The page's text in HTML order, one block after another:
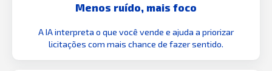
Menos ruído, mais foco
A IA interpreta o que você vende e ajuda a priorizar
licitações com mais chance de fazer sentido.